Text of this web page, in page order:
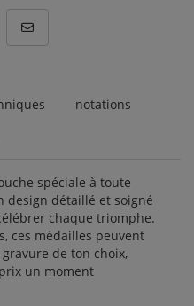
notations
spéciale à toute
design détaillé et soigné
chaque triomphe.
ces médailles peuvent
de ton choix,
un moment